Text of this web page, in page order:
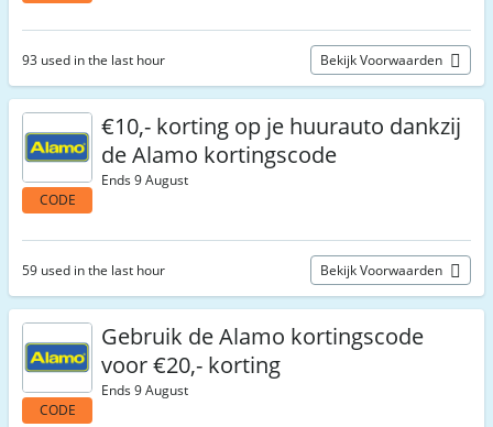
93 used in the last hour Bekijk Voorwaarden
CODE
€10,- korting op je huurauto dankzij
de Alamo kortingscode
Ends 9 August
59 used in the last hour Bekijk Voorwaarden
CODE
Gebruik de Alamo kortingscode
voor €20,- korting
Ends 9 August